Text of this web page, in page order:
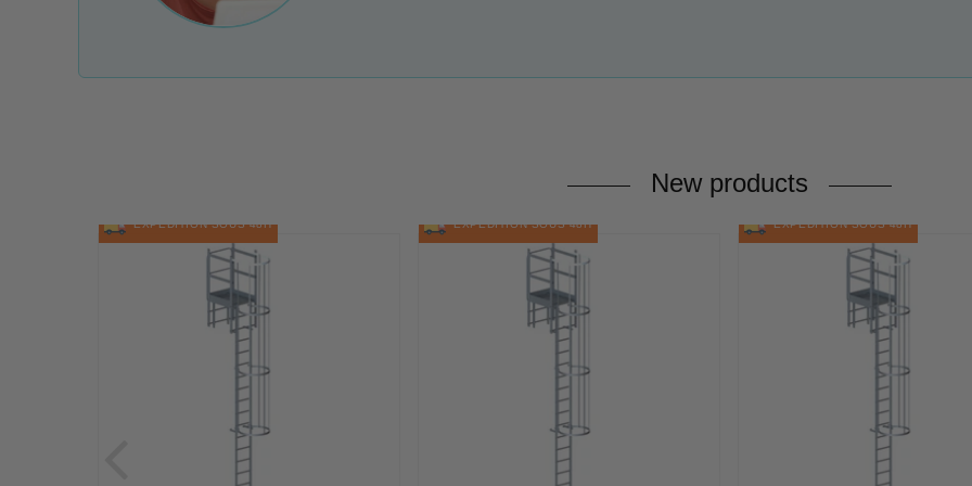
New products
EXPÉDITION SOUS 48H EXPÉDITION SOUS 48H EXPÉDITION SOUS 48H